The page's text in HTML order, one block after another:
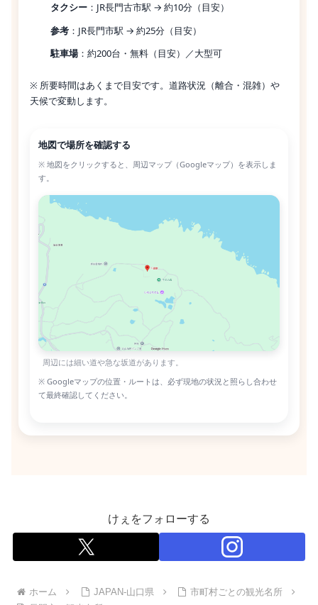
タクシー：JR長門古市駅 → 約10分（目安）
参考：JR長門市駅 → 約25分（目安）
駐車場：約200台・無料（目安）／大型可
※ 所要時間はあくまで目安です。道路状況（離合・混雑）や
天候で変動します。
地図で場所を確認する
※ 地図をクリックすると、周辺マップ（Googleマップ）を表示しま
す。
周辺には細い道や急な坂道があります。
※ Googleマップの位置・ルートは、必ず現地の状況と照らし合わせ
て最終確認してください。
けぇをフォローする
ホーム JAPAN-山口県
市町村ごとの観光名所